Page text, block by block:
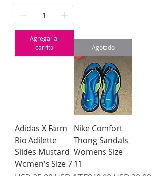
Agregar al
carrito
Agotado
Adidas X Farm
Rio Adilette
Slides Mustard
Women's Size 7
Nike Comfort
Thong Sandals
Womens Size
11